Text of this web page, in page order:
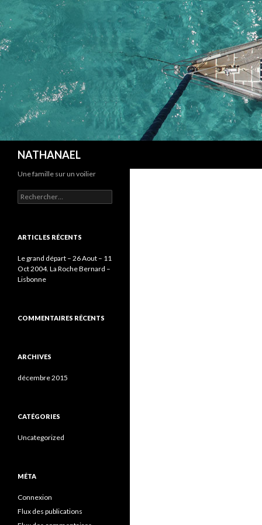
NATHANAEL
Une famille sur un voilier
Rechercher :
ARTICLES RÉCENTS
Le grand départ – 26 Aout – 11
Oct 2004. La Roche Bernard –
Lisbonne
COMMENTAIRES RÉCENTS
ARCHIVES
décembre 2015
CATÉGORIES
Uncategorized
MÉTA
Connexion
Flux des publications